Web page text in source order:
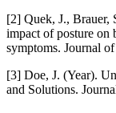
[2] Quek, J., Brauer,
impact of posture on
symptoms. Journal
[3] Doe, J. (Year).
and Solutions.